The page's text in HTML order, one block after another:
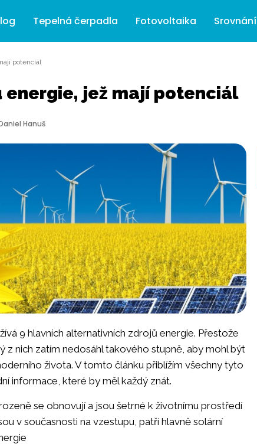
Tepelná čerpadla Fotovoltaika Srovnání
potenciál
jež mají potenciál
Hanuš
9 hlavních alternativních zdrojů energie. Přestože
z nich zatím nedosáhl takového stupně, aby mohl být
života. V tomto článku přiblížím všechny tyto
informace, které by měl každý znát.
se obnovují a jsou šetrné k životnímu prostředí
v současnosti na vzestupu, patří hlavně solární